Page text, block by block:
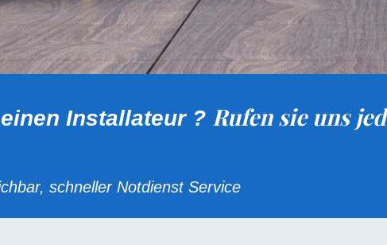
Installateur ? Rufen sie uns
schneller Notdienst Service